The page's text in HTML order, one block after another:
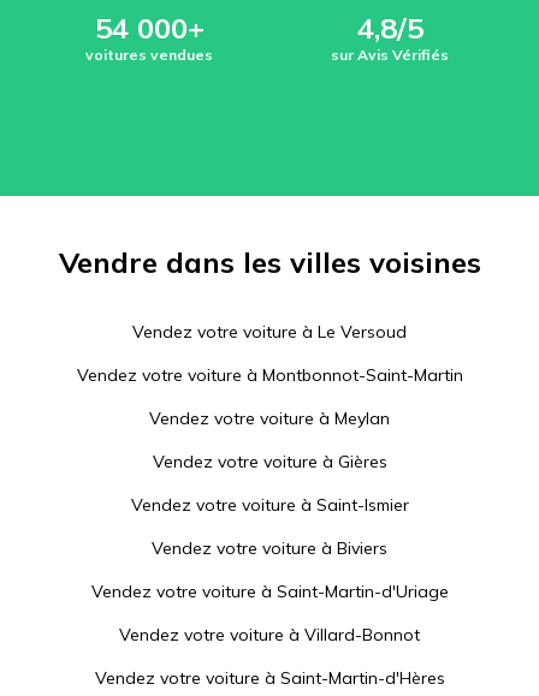
54 000+
voitures vendues
4,8/5
sur Avis Vérifiés
Vendre dans les villes voisines
Vendez votre voiture à Le Versoud
Vendez votre voiture à Montbonnot-Saint-Martin
Vendez votre voiture à Meylan
Vendez votre voiture à Gières
Vendez votre voiture à Saint-Ismier
Vendez votre voiture à Biviers
Vendez votre voiture à Saint-Martin-d'Uriage
Vendez votre voiture à Villard-Bonnot
Vendez votre voiture à Saint-Martin-d'Hères